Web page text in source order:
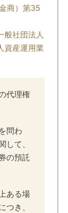
商）第35
般社団法人
資産運用業
代理権
問わ
して、
の預託
ある場
つき、